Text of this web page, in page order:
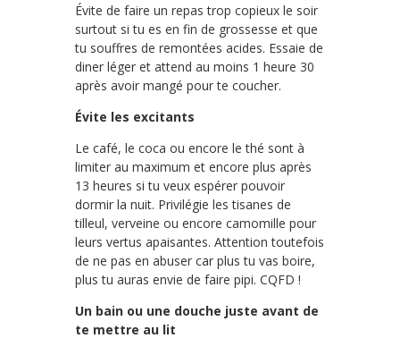
Évite de faire un repas trop copieux le soir
surtout si tu es en fin de grossesse et que
tu souffres de remontées acides. Essaie de
diner léger et attend au moins 1 heure 30
après avoir mangé pour te coucher.
Évite les excitants
Le café, le coca ou encore le thé sont à
limiter au maximum et encore plus après
13 heures si tu veux espérer pouvoir
dormir la nuit. Privilégie les tisanes de
tilleul, verveine ou encore camomille pour
leurs vertus apaisantes. Attention toutefois
de ne pas en abuser car plus tu vas boire,
plus tu auras envie de faire pipi. CQFD !
Un bain ou une douche juste avant de
te mettre au lit